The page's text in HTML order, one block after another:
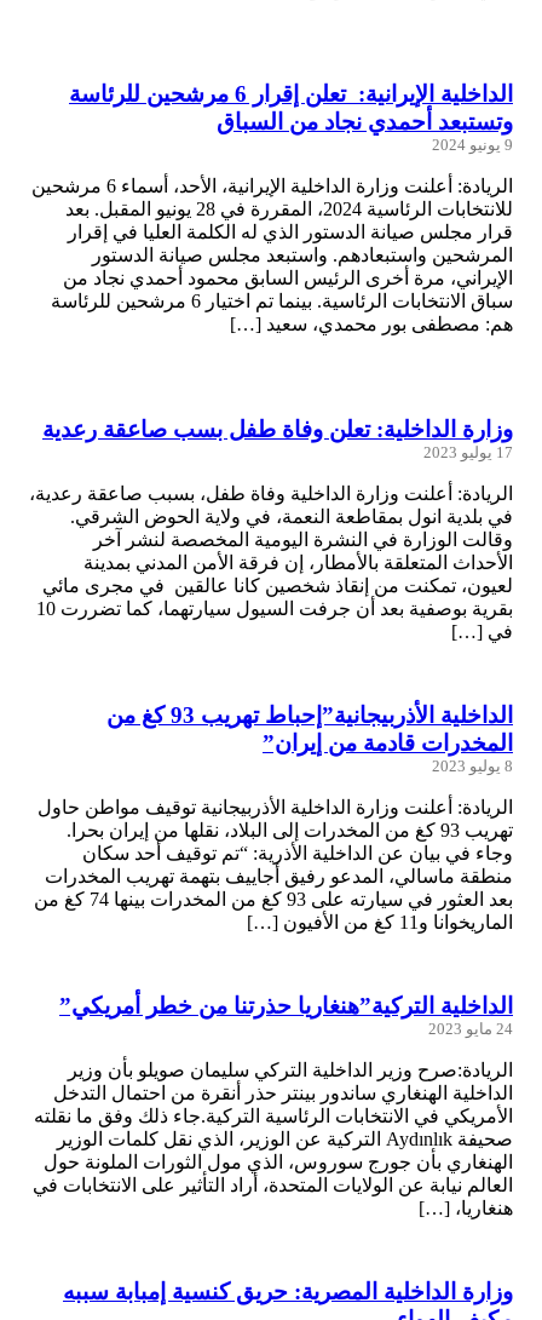
الداخلية الإيرانية: تعلن إقرار 6 مرشحين للرئاسة
وتستبعد أحمدي نجاد من السباق
9 يونيو 2024
الريادة: أعلنت وزارة الداخلية الإيرانية، الأحد، أسماء 6 مرشحين
للانتخابات الرئاسية 2024، المقررة في 28 يونيو المقبل. بعد
قرار مجلس صيانة الدستور الذي له الكلمة العليا في إقرار
المرشحين واستبعادهم. واستبعد مجلس صيانة الدستور
الإيراني، مرة أخرى الرئيس السابق محمود أحمدي نجاد من
سباق الانتخابات الرئاسية. بينما تم اختيار 6 مرشحين للرئاسة
هم: مصطفى بور محمدي، سعيد […]
وزارة الداخلية: تعلن وفاة طفل بسب صاعقة رعدية
17 يوليو 2023
الريادة: أعلنت وزارة الداخلية وفاة طفل، بسبب صاعقة رعدية،
في بلدية انول بمقاطعة النعمة، في ولاية الحوض الشرقي.
وقالت الوزارة في النشرة اليومية المخصصة لنشر آخر
الأحداث المتعلقة بالأمطار، إن فرقة الأمن المدني بمدينة
لعيون، تمكنت من إنقاذ شخصين كانا عالقين في مجرى مائي
بقرية بوصفية بعد أن جرفت السيول سيارتهما، كما تضررت 10
في […]
الداخلية الأذربيجانية”إحباط تهريب 93 كغ من
المخدرات قادمة من إيران”
8 يوليو 2023
الريادة: أعلنت وزارة الداخلية الأذربيجانية توقيف مواطن حاول
تهريب 93 كغ من المخدرات إلى البلاد، نقلها من إيران بحرا.
وجاء في بيان عن الداخلية الأذرية: “تم توقيف أحد سكان
منطقة ماسالي، المدعو رفيق أجاييف بتهمة تهريب المخدرات
بعد العثور في سيارته على 93 كغ من المخدرات بينها 74 كغ من
الماريخوانا و11 كغ من الأفيون […]
الداخلية التركية”هنغاريا حذرتنا من خطر أمريكي”
24 مايو 2023
الريادة:صرح وزير الداخلية التركي سليمان صويلو بأن وزير
الداخلية الهنغاري ساندور بينتر حذر أنقرة من احتمال التدخل
الأمريكي في الانتخابات الرئاسية التركية.جاء ذلك وفق ما نقلته
صحيفة Aydınlık التركية عن الوزير، الذي نقل كلمات الوزير
الهنغاري بأن جورج سوروس، الذي مول الثورات الملونة حول
العالم نيابة عن الولايات المتحدة، أراد التأثير على الانتخابات في
هنغاريا، […]
وزارة الداخلية المصرية: حريق كنسية إمبابة سببه